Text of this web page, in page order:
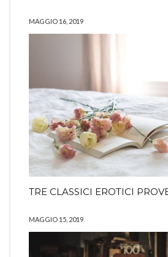
MAGGIO 16, 2019
TRE CLASSICI EROTICI
MAGGIO 15, 2019